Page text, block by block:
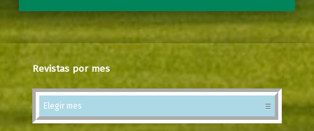
Revistas por mes
Revistas por mes